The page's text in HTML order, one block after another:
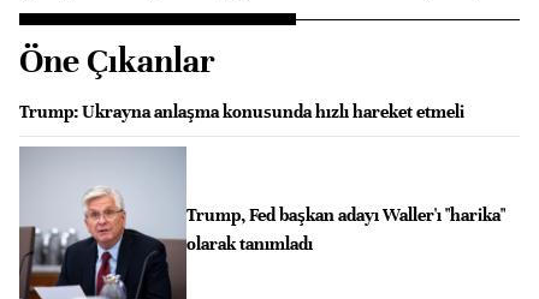
Öne Çıkanlar
Trump: Ukrayna anlaşma konusunda hızlı hareket etmeli
Trump, Fed başkan adayı Waller'ı "harika"
olarak tanımladı